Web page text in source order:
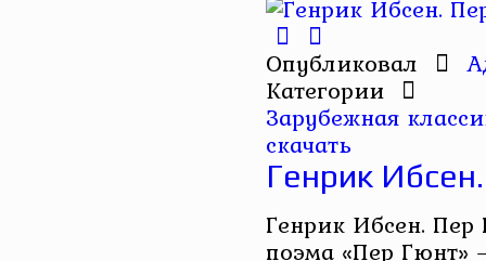
Опубликовал
Категории
Зарубежная
скачать
Генрик
Генрик Ибсен.
поэма «Пер